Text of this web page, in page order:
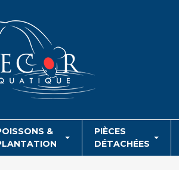
&
PIÈCES
DÉTACHÉES